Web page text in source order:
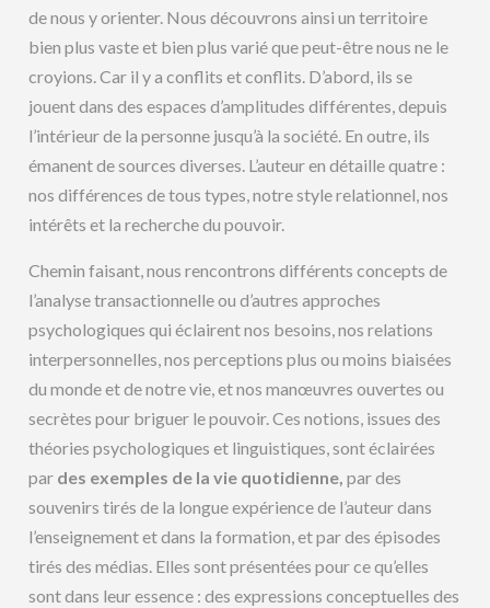
de nous y orienter. Nous découvrons ainsi un territoire
bien plus vaste et bien plus varié que peut-être nous ne le
croyions. Car il y a conflits et conflits. D’abord, ils se
jouent dans des espaces d’amplitudes différentes, depuis
l’intérieur de la personne jusqu’à la société. En outre, ils
émanent de sources diverses. L’auteur en détaille quatre :
nos différences de tous types, notre style relationnel, nos
intérêts et la recherche du pouvoir.
Chemin faisant, nous rencontrons différents concepts de
l’analyse transactionnelle ou d’autres approches
psychologiques qui éclairent nos besoins, nos relations
interpersonnelles, nos perceptions plus ou moins biaisées
du monde et de notre vie, et nos manœuvres ouvertes ou
secrètes pour briguer le pouvoir. Ces notions, issues des
théories psychologiques et linguistiques, sont éclairées
par des exemples de la vie quotidienne, par des
souvenirs tirés de la longue expérience de l’auteur dans
l’enseignement et dans la formation, et par des épisodes
tirés des médias. Elles sont présentées pour ce qu’elles
sont dans leur essence : des expressions conceptuelles des